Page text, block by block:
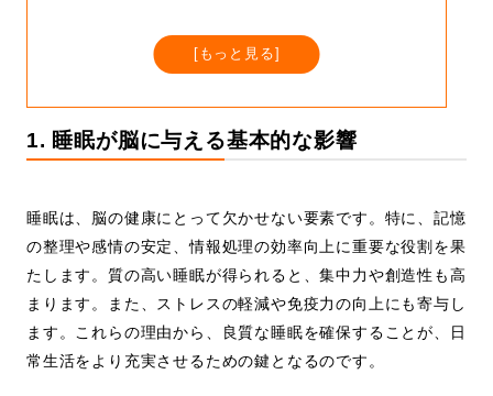
[ もっと見る]
1. 睡眠が脳に与える基本的な影響
睡眠は、脳の健康にとって欠かせない要素です。特に、記憶
の整理や感情の安定、情報処理の効率向上に重要な役割を果
たします。質の高い睡眠が得られると、集中力や創造性も高
まります。また、ストレスの軽減や免疫力の向上にも寄与し
ます。これらの理由から、良質な睡眠を確保することが、日
常生活をより充実させるための鍵となるのです。